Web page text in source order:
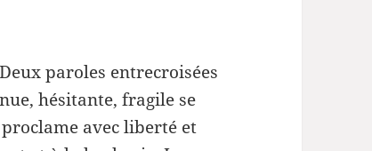
paroles entrecroisées
hésitante, fragile se
avec liberté et